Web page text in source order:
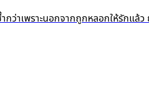
ำกว่าเพราะนอกจากถูกหลอกให้รั